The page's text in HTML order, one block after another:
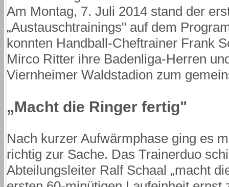
Am Montag, 7. Juli 2014 stand der
„Austauschtrainings" auf dem
konnten Handball-Cheftrainer Frank
Mirco Ritter ihre Badenliga-Herren
Viernheimer Waldstadion zum
„Macht die Ringer fertig"
Nach kurzer Aufwärmphase ging es
richtig zur Sache. Das Trainerduo
Abteilungsleiter Ralf Schaal „macht